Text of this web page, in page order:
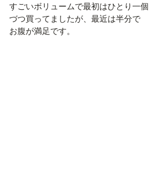
すごいボリュームで最初はひとり一個
づつ買ってましたが、最近は半分で
お腹が満足です。